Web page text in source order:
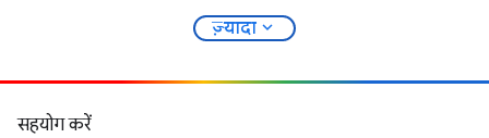
ज़्यादा expand_more
सहयोग करें